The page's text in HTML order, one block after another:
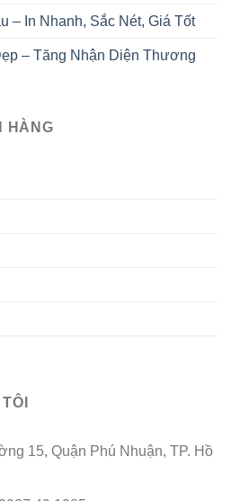
– In Nhanh, Sắc Nét, Giá Tốt
– Tăng Nhận Diện Thương
HÀNG
15, Quận Phú Nhuận, TP. Hồ